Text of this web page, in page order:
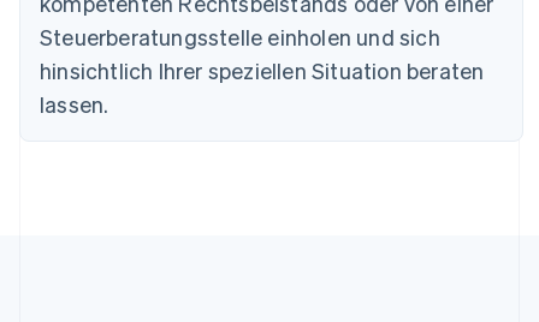
Steuerberatungsstelle einholen und sich
hinsichtlich Ihrer speziellen Situation beraten
lassen.
Deutschland
DeutschEnglish
English
Festlandchina